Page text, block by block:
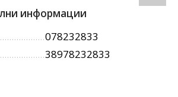
информации
078232833
38978232833